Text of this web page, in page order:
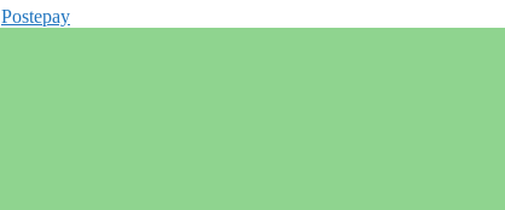
Postepay